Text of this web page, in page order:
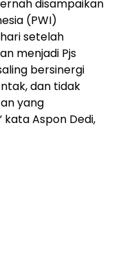
disampaikan
(PWI)
setelah
menjadi Pjs
bersinergi
dan tidak
yang
Aspon Dedi,